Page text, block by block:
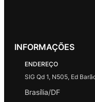
INFORMAÇÕES
ENDEREÇO
SIG Qd 1, N505, Ed
Brasília/DF